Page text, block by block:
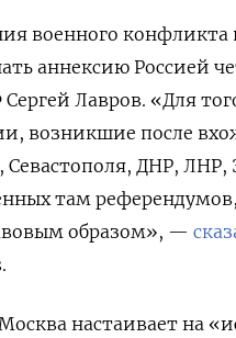
военного конфликта
аннексию Россией
Лавров. «Для
возникшие после
ДНР, ЛНР,
там
образом», —
настаивает на